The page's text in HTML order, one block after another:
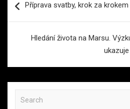
proPříprava svatby, krok za krokem
Hledání života na Marsu.